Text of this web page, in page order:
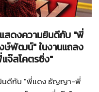
สดงความยินดีกับ "พี่
พัฒน์" ในงานแถลง
จ๊สโคตรซิ่ง"
ยินดีกับ "พี่แดง ธัญญา-พี่